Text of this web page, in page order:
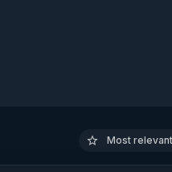
Most